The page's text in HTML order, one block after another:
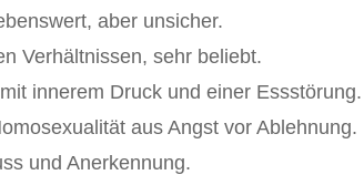
aber unsicher.
Verhältnissen, sehr beliebt.
innerem Druck und einer Essstörung.
aus Angst vor Ablehnung.
und Anerkennung.